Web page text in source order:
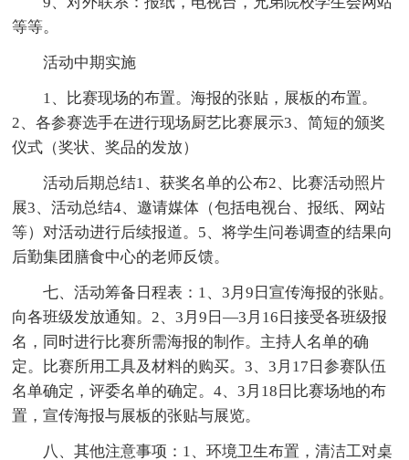
等等。
活动中期实施
1、比赛现场的布置。海报的张贴，展板的布置。
2、各参赛选手在进行现场厨艺比赛展示3、简短的颁奖
仪式（奖状、奖品的发放）
活动后期总结1、获奖名单的公布2、比赛活动照片
展3、活动总结4、邀请媒体（包括电视台、报纸、网站
等）对活动进行后续报道。5、将学生问卷调查的结果向
后勤集团膳食中心的老师反馈。
七、活动筹备日程表：1、3月9日宣传海报的张贴。
向各班级发放通知。2、3月9日—3月16日接受各班级报
名，同时进行比赛所需海报的制作。主持人名单的确
定。比赛所用工具及材料的购买。3、3月17日参赛队伍
名单确定，评委名单的确定。4、3月18日比赛场地的布
置，宣传海报与展板的张贴与展览。
八、其他注意事项：1、环境卫生布置，清洁工对桌